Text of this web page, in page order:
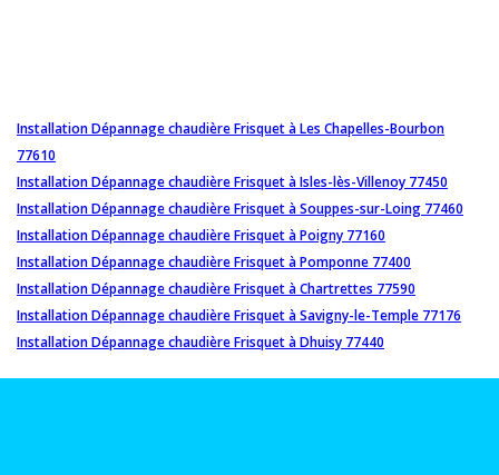
Installation Dépannage chaudière Frisquet à Les Chapelles-Bourbon
77610
Installation Dépannage chaudière Frisquet à Isles-lès-Villenoy 77450
Installation Dépannage chaudière Frisquet à Souppes-sur-Loing 77460
Installation Dépannage chaudière Frisquet à Poigny 77160
Installation Dépannage chaudière Frisquet à Pomponne 77400
Installation Dépannage chaudière Frisquet à Chartrettes 77590
Installation Dépannage chaudière Frisquet à Savigny-le-Temple 77176
Installation Dépannage chaudière Frisquet à Dhuisy 77440